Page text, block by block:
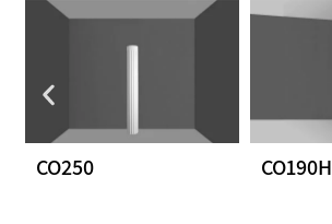
CO190H
CO250